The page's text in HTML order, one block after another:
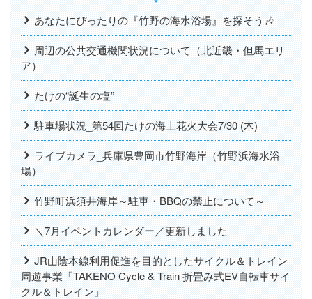
あなたにぴったりの『竹野の海水浴場』を探そう🎶
周辺の公共交通機関状況について（北近畿・但馬エリ
ア）
たけの“誕生の塩”
駐車場状況_第54回たけの海上花火大会7/30 (木)
ライブカメラ_兵庫県豊岡市竹野海岸（竹野浜海水浴
場）
竹野町浜須井海岸～駐車・BBQの禁止について～
＼7月イベントカレンダー／更新しました
JR山陰本線利用促進を目的としたサイクル＆トレイン
周遊事業「TAKENO Cycle & Train 折畳み式EV自転車サイ
クル＆トレイン」